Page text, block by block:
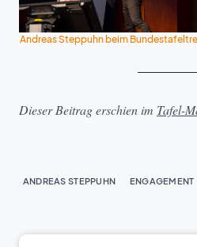
Andreas Steppuhn beim
Dieser Beitrag erschien im Tafel-
ANDREAS STEPPUHN ENGAGEMENT